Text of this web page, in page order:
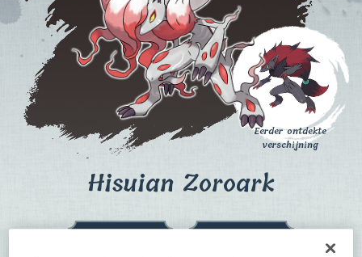
Eerder ontdekte
verschijning
Hisuian Zoroark
CATEGORY TYPE